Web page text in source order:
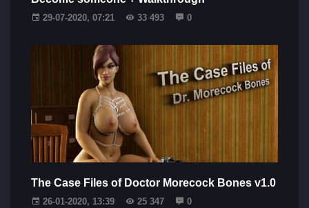
29-07-2020, 07:21 33 493 0
The Case Files of Doctor Morecock Bones v1.0
26-01-2020, 13:39 25 347 0